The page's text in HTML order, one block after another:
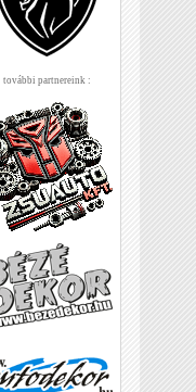
további partnereink :